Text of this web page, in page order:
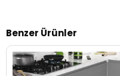
Benzer Ürünler